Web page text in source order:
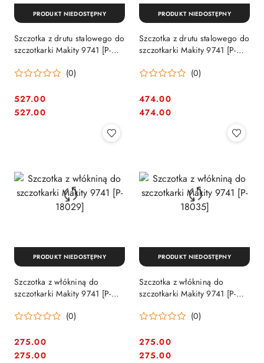
Szczotka z drutu stalowego do
szczotkarki Makity 9741 [P-
(0)
Cena:
527.00
Cena:
527.00
PRODUKT NIEDOSTĘPNY
Szczotka z drutu stalowego do
szczotkarki Makity 9741 [P-
(0)
Cena:
474.00
Cena:
474.00
PRODUKT NIEDOSTĘPNY
Szczotka z włókniną do
szczotkarki Makity 9741 [P-
(0)
Cena:
275.00
Cena:
275.00
PRODUKT NIEDOSTĘPNY
Szczotka z włókniną do
szczotkarki Makity 9741 [P-
(0)
Cena:
275.00
Cena:
275.00
PRODUKT NIEDOSTĘPNY